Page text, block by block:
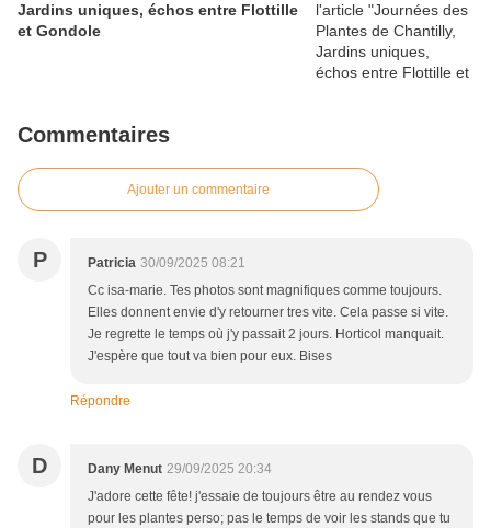
Jardins uniques, échos entre Flottille
et Gondole
Commentaires
Ajouter un commentaire
P Patricia 30/09/2025 08:21
Cc isa-marie. Tes photos sont magnifiques comme toujours.
Elles donnent envie d'y retourner tres vite. Cela passe si vite.
Je regrette le temps où j'y passait 2 jours. Horticol manquait.
J'espère que tout va bien pour eux. Bises
Répondre
D Dany Menut 29/09/2025 20:34
J'adore cette fête! j'essaie de toujours être au rendez vous
pour les plantes perso; pas le temps de voir les stands que tu